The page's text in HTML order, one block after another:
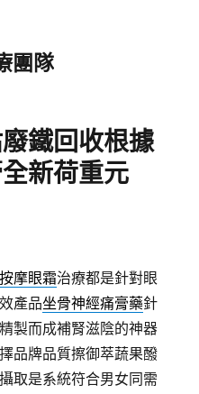
團隊
鐵回收根據
新荷重元
按摩眼霜治療都是針對眼
產品坐骨神經痛膏藥針
製而成補腎滋陰的神器
品牌品質擦御萃蔬果醱
取是系統符合男女同需